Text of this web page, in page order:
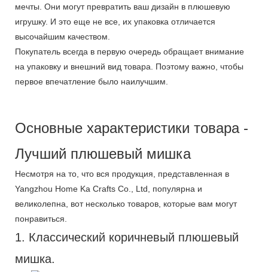
мечты. Они могут превратить ваш дизайн в плюшевую
игрушку. И это еще не все, их упаковка отличается
высочайшим качеством.
Покупатель всегда в первую очередь обращает внимание
на упаковку и внешний вид товара. Поэтому важно, чтобы
первое впечатление было наилучшим.
Основные характеристики товара -
Лучший плюшевый мишка
Несмотря на то, что вся продукция, представленная в
Yangzhou Home Ka Crafts Co., Ltd, популярна и
великолепна, вот несколько товаров, которые вам могут
понравиться.
1. Классический коричневый плюшевый
мишка.